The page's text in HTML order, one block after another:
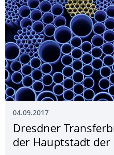
04.09.2017
Dresdner
der Hauptstadt